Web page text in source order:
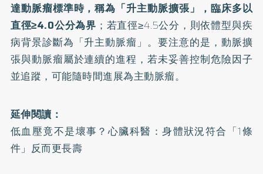
達動脈瘤標準時，稱為「升主動脈擴張」，臨床多以
直徑≥4.0公分為界 ；若直徑≥4.5公分，則依體型與疾
病背景診斷為「升主動脈瘤」。要注意的是，動脈擴
張與動脈瘤屬於連續的進程，若未妥善控制危險因子
並追蹤，可能隨時間進展為主動脈瘤。
延伸閱讀：
低血壓竟不是壞事？心臟科醫：身體狀況符合「1條
件」反而更長壽